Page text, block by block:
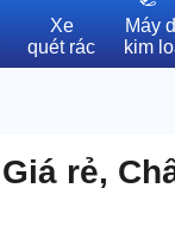
Xe
quét rác
Máy
kim
rẻ,